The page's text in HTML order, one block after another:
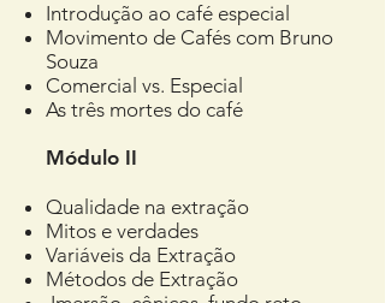
Introdução ao café especial
Movimento de Cafés com Bruno
Souza
Comercial vs. Especial
As três mortes do café
Módulo II
Qualidade na extração
Mitos e verdades
Variáveis da Extração
Métodos de Extração